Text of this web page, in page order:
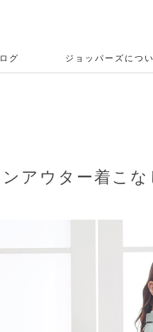
グ ジョッパーズにつ
アウター着こ